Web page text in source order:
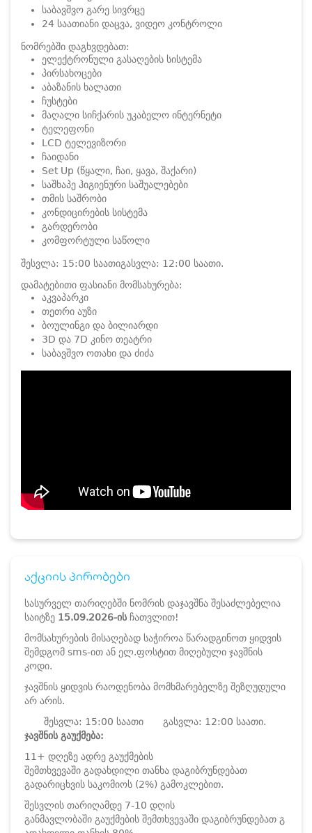
საბავშვო გარე სივრცე
24 საათიანი დაცვა, ვიდეო კონტროლი
ნომრებში დაგხვდებათ:
ელექტრონული გასაღების სისტემა
პირსახოცები
აბაზანის ხალათი
ჩუსტები
მაღალი სიჩქარის უკაბელო ინტერნეტი
ტელეფონი
LCD ტელევიზორი
ჩაიდანი
Set Up (წყალი, ჩაი, ყავა, შაქარი)
საშხაპე ჰიგიენური საშუალებები
თმის საშრობი
კონდიცირების სისტემა
გარდერობი
კომფორტული საწოლი
შესვლა: 15:00 საათიგასვლა: 12:00 საათი.
დამატებითი ფასიანი მომსახურება:
აკვაპარკი
თეთრი აუზი
ბოულინგი და ბილიარდი
3D და 7D კინო თეატრი
საბავშვო ოთახი და ძიძა
აქციის პირობები
სასურველ თარიღებში ნომრის დაჯავშნა შესაძლებელია
საიტზე 15.09.2026-ის ჩათვლით!
მომსახურების მისაღებად საჭიროა წარადგინოთ ყიდვის
შემდგომ sms-ით ან ელ.ფოსტით მიღებული ჯავშნის
კოდი.
ჯავშნის ყიდვის რაოდენობა მომხმარებელზე შეზღუდული
არ არის.
შესვლა: 15:00 საათი გასვლა: 12:00 საათი.
ჯავშნის გაუქმება:
11+ დღეზე ადრე გაუქმების
შემთხვევაში გადახდილი თანხა დაგიბრუნდებათ
გადარიცხვის საკომიოს (2%) გამოკლებით.
შესვლის თარიღამდე 7-10 დღის
განმავლობაში გაუქმების შემთხვევაში დაგიბრუნდებათ გ